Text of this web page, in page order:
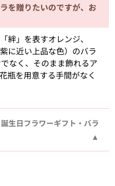
を贈りたいのですが、お
絆」を表すオレンジ、
に近い上品な色）のバラ
なく、そのまま飾れるア
瓶を用意する手間がなく
誕生日フラワーギフト・バラ